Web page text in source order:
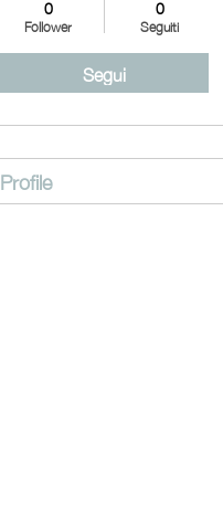
0
Follower
0
Seguiti
Segui
Profile